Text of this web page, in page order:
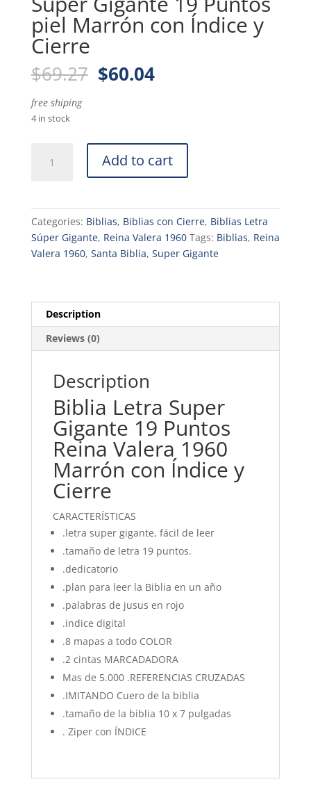
piel Marrón con Índice y
Cierre
$69.27 Original
price
$60.04Current
free shiping
4 in stock
RVR.1960
19
Puntos
Índice
y
Cierre
Add to cart
Categories: Biblias, Biblias con Cierre, Biblias Letra
Súper Gigante, Reina Valera 1960 Tags: Biblias, Reina
Valera 1960, Santa Biblia, Super Gigante
Description
Reviews (0)
Description
Biblia Letra Super
Gigante 19 Puntos
Reina Valera 1960
Marrón con Índice y
Cierre
CARACTERÍSTICAS
.letra super gigante, fácil de leer
.tamaño de letra 19 puntos.
.dedicatorio
.plan para leer la Biblia en un año
.palabras de jusus en rojo
.indice digital
.8 mapas a todo COLOR
.2 cintas MARCADADORA
Mas de 5.000 .REFERENCIAS CRUZADAS
.IMITANDO Cuero de la biblia
.tamaño de la biblia 10 x 7 pulgadas
. Ziper con ÍNDICE